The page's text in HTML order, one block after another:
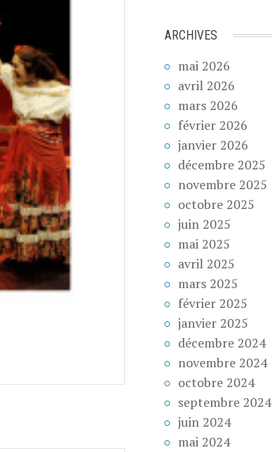
ARCHIVES
mai 2026
avril 2026
mars 2026
février 2026
janvier 2026
décembre 2025
novembre 2025
octobre 2025
juin 2025
mai 2025
avril 2025
mars 2025
février 2025
janvier 2025
décembre 2024
novembre 2024
octobre 2024
septembre 2024
juin 2024
mai 2024